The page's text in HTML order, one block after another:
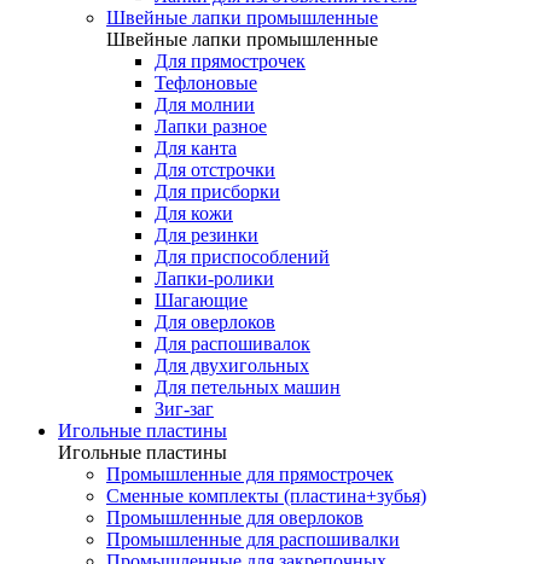
Швейные лапки промышленные
Швейные лапки промышленные
Для прямострочек
Тефлоновые
Для молнии
Лапки разное
Для канта
Для отстрочки
Для присборки
Для кожи
Для резинки
Для приспособлений
Лапки-ролики
Шагающие
Для оверлоков
Для распошивалок
Для двухигольных
Для петельных машин
Зиг-заг
Игольные пластины
Игольные пластины
Промышленные для прямострочек
Сменные комплекты (пластина+зубья)
Промышленные для оверлоков
Промышленные для распошивалки